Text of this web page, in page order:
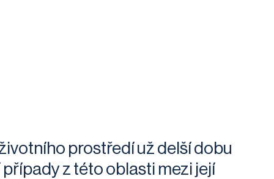
prostředí už delší dobu
z této oblasti mezi její